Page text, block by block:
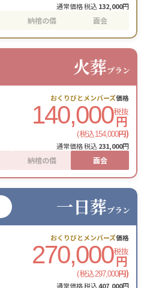
通常価格 税込132,000円
納棺の儀 面会
火葬プラン
おくりびとメンバーズ価格
140,000税抜
円
(税込154,000円)
通常価格 税込231,000円
納棺の儀 面会
一日葬プラン
おくりびとメンバーズ価格
270,000税抜
円
(税込297,000円)
通常価格 税込407,000円